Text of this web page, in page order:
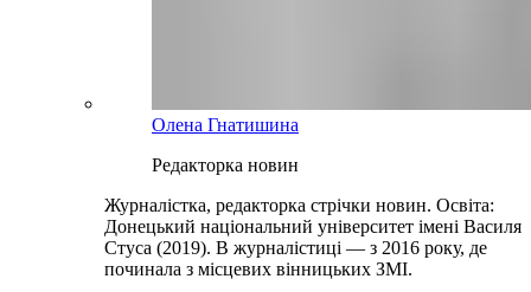
Олена Гнатишина
Редакторка новин
Журналістка, редакторка стрічки новин. Освіта:
Донецький національний університет імені Василя
Стуса (2019). В журналістиці — з 2016 року, де
починала з місцевих вінницьких ЗМІ.